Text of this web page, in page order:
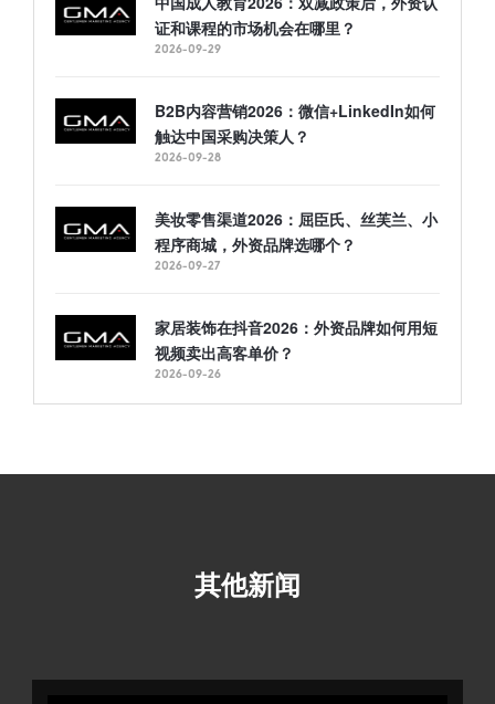
证和课程的市场机会在哪里？
2026-09-29
B2B内容营销2026：微信+LinkedIn如何
触达中国采购决策人？
2026-09-28
美妆零售渠道2026：屈臣氏、丝芙兰、小
程序商城，外资品牌选哪个？
2026-09-27
家居装饰在抖音2026：外资品牌如何用短
视频卖出高客单价？
2026-09-26
其他新闻